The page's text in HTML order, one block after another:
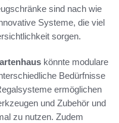
sind nach wie
Systeme, die viel
sorgen.
könnte modulare
Bedürfnisse
ermöglichen
und Zubehör und
zu nutzen. Zudem